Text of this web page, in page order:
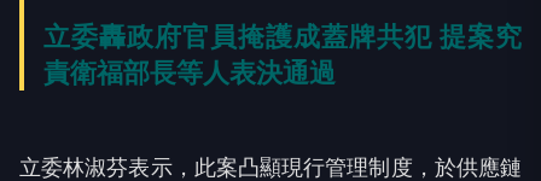
立委轟政府官員掩護成蓋牌共犯 提案究
責衛福部長等人表決通過
立委林淑芬表示，此案凸顯現行管理制度，於供應鏈